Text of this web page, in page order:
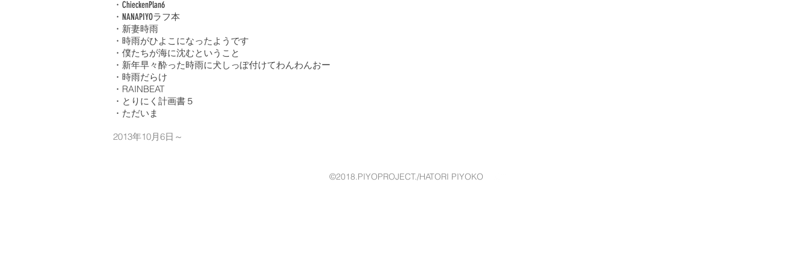
・ChieckenPlan6
・NANAPIYOラフ本
・新妻時雨
・時雨がひよこになったようです
・僕たちが海に沈むということ
・新年早々酔った時雨に犬しっぽ付けてわんわんおー
・時雨だらけ
・RAINBEAT
・とりにく計画書５
​・ただいま
2013年10月6日～
©2018.PIYOPROJECT./HATORI PIYOKO